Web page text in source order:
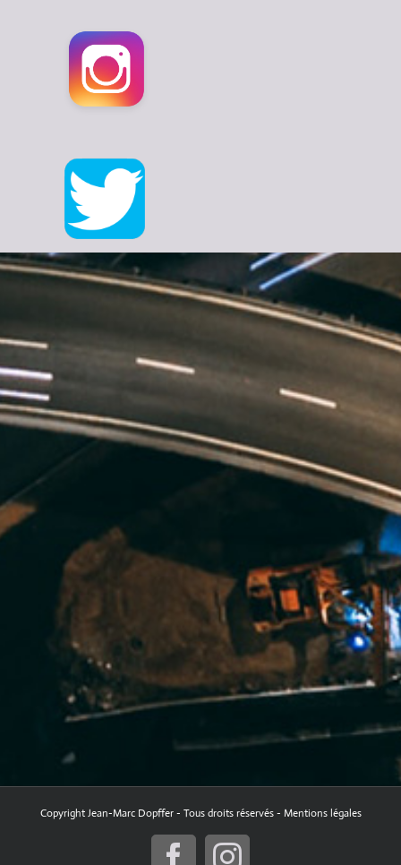
Copyright Jean-Marc Dopffer - Tous droits réservés - Mentions légales
FacebookInstagram